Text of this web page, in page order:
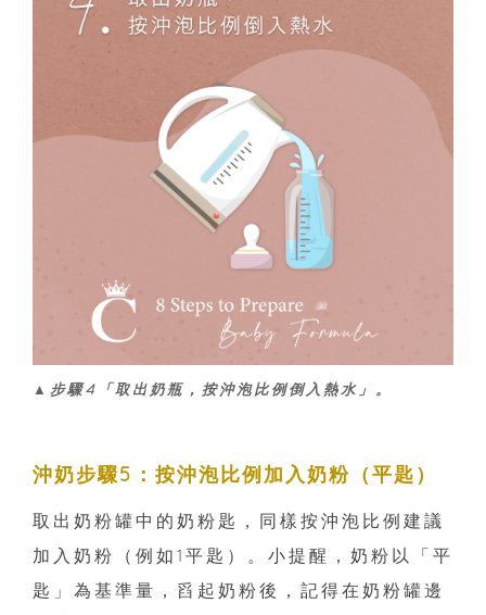
▲步驟4「取出奶瓶，按沖泡比例倒入熱水」。
沖奶步驟5：按沖泡比例加入奶粉（平匙）
取出奶粉罐中的奶粉匙，同樣按沖泡比例建議
加入奶粉（例如1平匙）。小提醒，奶粉以「平
匙」為基準量，舀起奶粉後，記得在奶粉罐邊